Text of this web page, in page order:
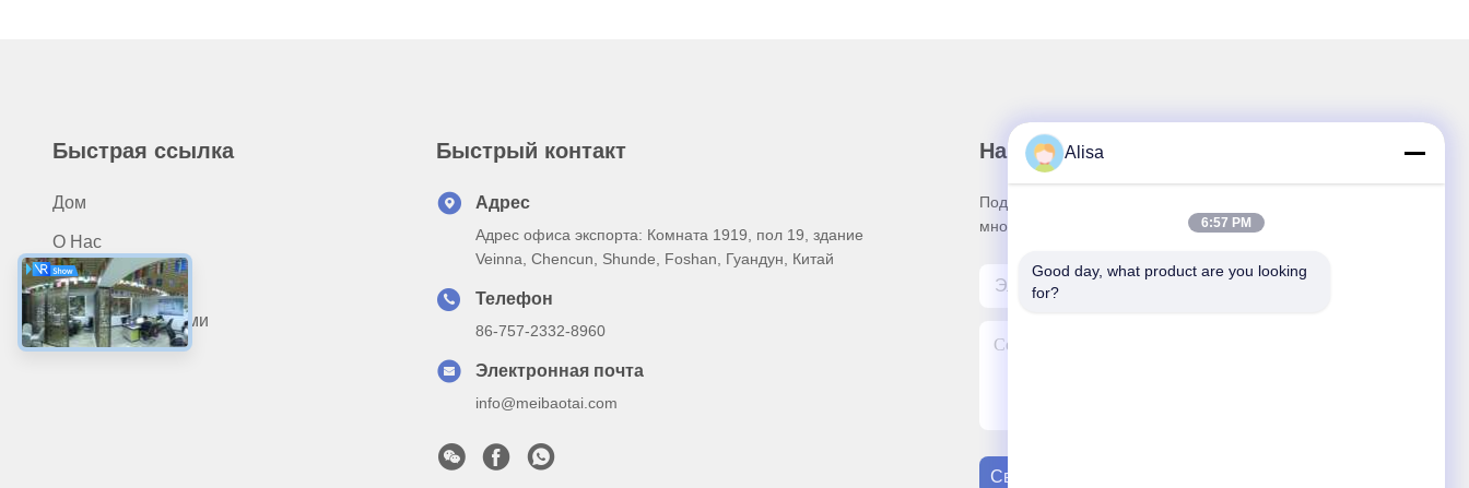
Быстрая ссылка
Дом
О Нас
Продукты
Свяжитесь С Нами
Быстрый контакт
Адрес
Адрес офиса экспорта: Комната 1919, пол 19, здание
Veinna, Chencun, Shunde, Foshan, Гуандун, Китай
Телефон
86-757-2332-8960
Электронная почта
info@meibaotai.com
Наша рассылка
Подпишитесь на нашу рассылку, чтобы получать скидки и
многое другое.
Свяжитесь С Нами
Alisa
6:57 PM
Good day, what product are you looking
for?